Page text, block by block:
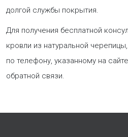
долгой службы покрытия.
Для получения бесплатной
кровли из натуральной
по телефону, указанному на
обратной связи.